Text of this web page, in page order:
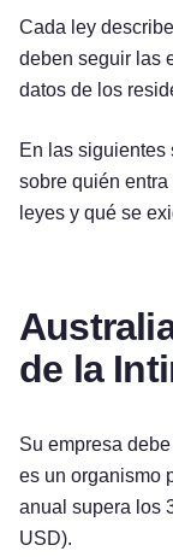
Cada ley
deben seguir las
datos de los
En las siguientes
sobre quién
leyes y qué se
de la
Su empresa
es un organismo
anual supera los
USD).